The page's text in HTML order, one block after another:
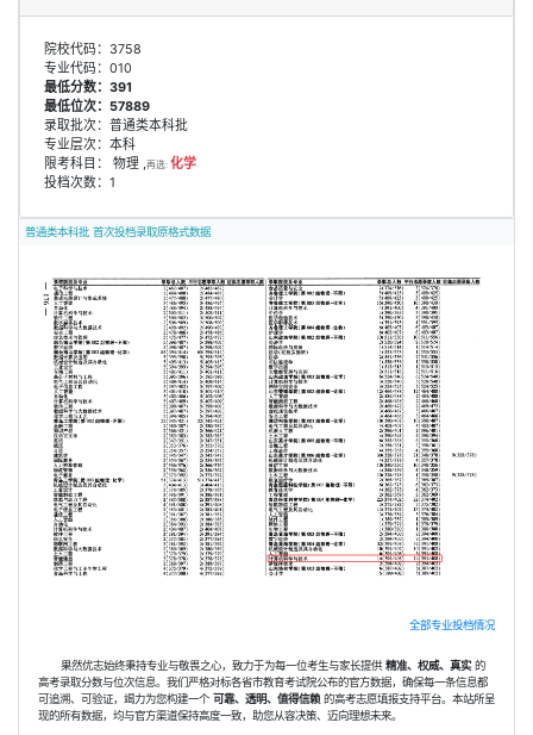
院校代码：3758
专业代码：010
最低分数：391
最低位次：57889
录取批次：普通类本科批
专业层次：本科
限考科目： 物理 ,再选: 化学
投档次数：1
普通类本科批 首次投档录取原格式数据
全部专业投档情况
果然优志始终秉持专业与敬畏之心，致力于为每一位考生与家长提供 精准、权威、真实的
高考录取分数与位次信息。我们严格对标各省市教育考试院公布的官方数据，确保每一条信息都
可追溯、可验证，竭力为您构建一个 可靠、透明、值得信赖 的高考志愿填报支持平台。本站所呈
现的所有数据，均与官方渠道保持高度一致，助您从容决策、迈向理想未来。